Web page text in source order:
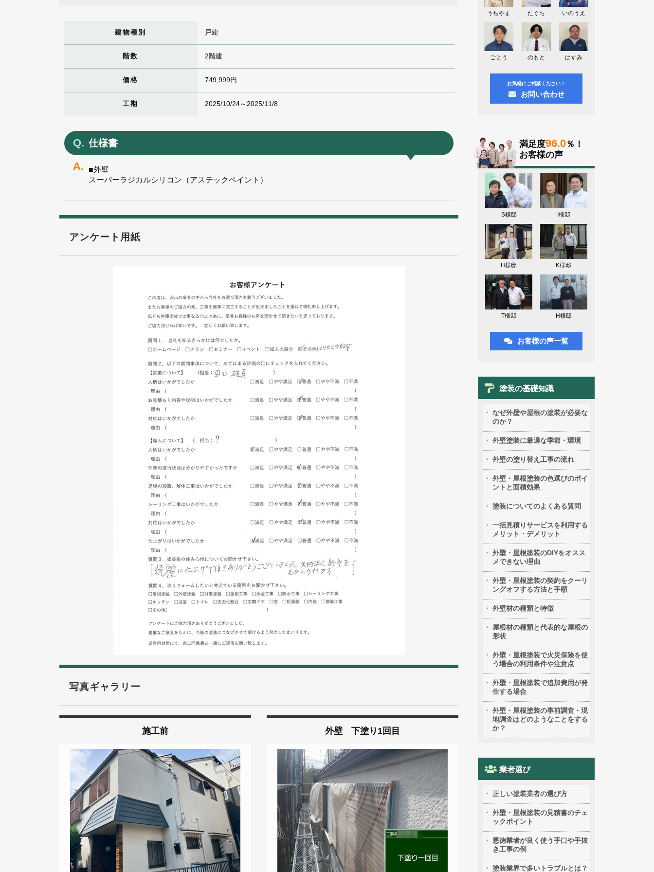
建物種別 戸建
階数 2階建
価格 749,999円
工期 2025/10/24～2025/11/8
仕様書
■外壁
スーパーラジカルシリコン（アステックペイント）
アンケート用紙
写真ギャラリー
施工前 外壁 下塗り1回目
頂きました。ありがとう御座います！
群馬県高崎市E様よりお問い合わせ頂
きました。ありがとう御座います！
2026.08.02
東京都練馬区K様よりお問い合わせ頂
うちやま たぐち いのうえ
ごとう のもと はすみ
お気軽にご相談ください！
お問い合わせ
満足度96.0％！
お客様の声
S様邸 I様邸
H様邸 K様邸
T様邸 H様邸
お客様の声一覧
塗装の基礎知識
なぜ外壁や屋根の塗装が必要な
のか？
外壁塗装に最適な季節・環境
外壁の塗り替え工事の流れ
外壁・屋根塗装の色選びのポイ
ントと面積効果
塗装についてのよくある質問
一括見積りサービスを利用する
メリット・デメリット
外壁・屋根塗装のDIYをオスス
メできない理由
外壁・屋根塗装の契約をクーリ
ングオフする方法と手順
外壁材の種類と特徴
屋根材の種類と代表的な屋根の
形状
外壁・屋根塗装で火災保険を使
う場合の利用条件や注意点
外壁・屋根塗装で追加費用が発
生する場合
外壁・屋根塗装の事前調査・現
地調査はどのようなことをする
か？
業者選び
正しい塗装業者の選び方
外壁・屋根塗装の見積書のチェ
ックポイント
悪徳業者が良く使う手口や手抜
き工事の例
塗装業界で多いトラブルとは？